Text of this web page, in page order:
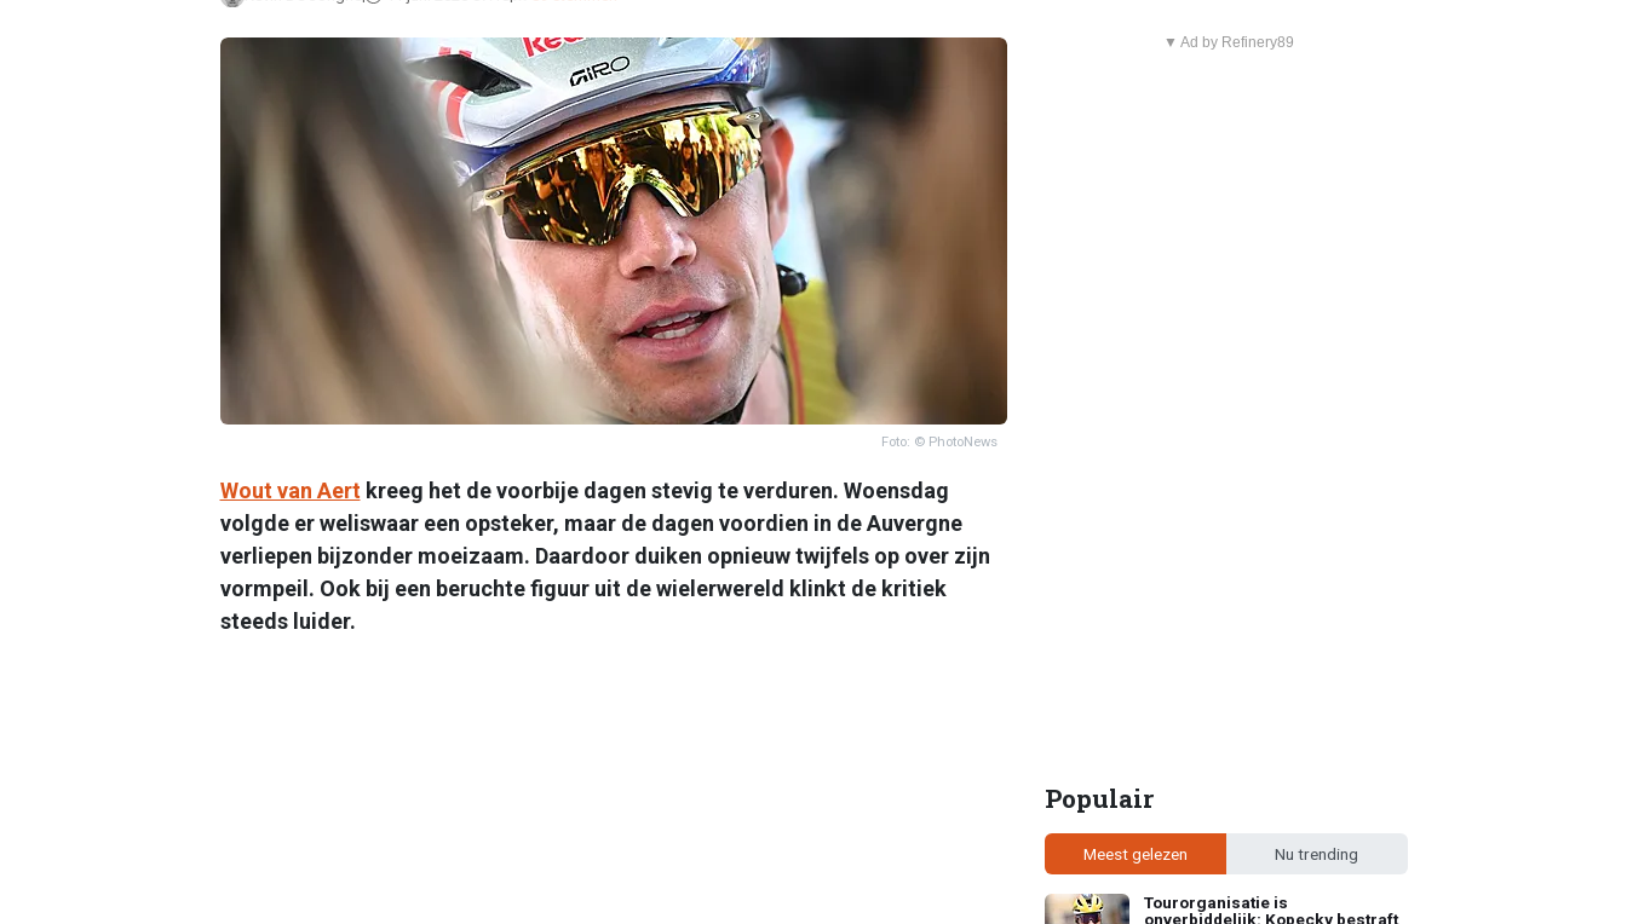
Foto: © PhotoNews
Wout van Aertkreeg het de voorbije dagen stevig te verduren. Woensdag
volgde er weliswaar een opsteker, maar de dagen voordien in de Auvergne
verliepen bijzonder moeizaam. Daardoor duiken opnieuw twijfels op over zijn
vormpeil. Ook bij een beruchte figuur uit de wielerwereld klinkt de kritiek
steeds luider.
▼ Ad by Refinery89
Populair
Meest gelezen Nu trending
Tourorganisatie is
onverbiddelijk: Kopecky bestraft